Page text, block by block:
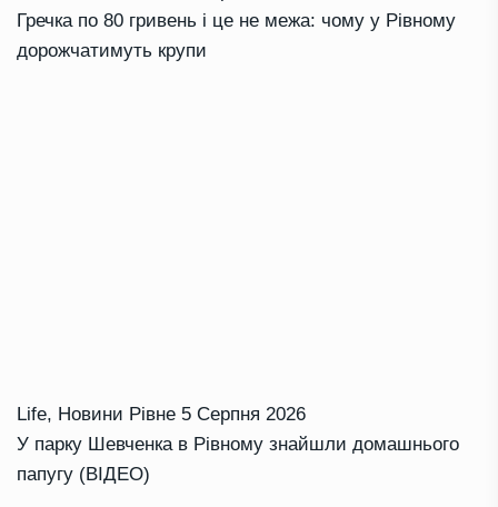
Гречка по 80 гривень і це не межа: чому у Рівному
дорожчатимуть крупи
Life, Новини Рівне 5 Серпня 2026
У парку Шевченка в Рівному знайшли домашнього
папугу (ВІДЕО)